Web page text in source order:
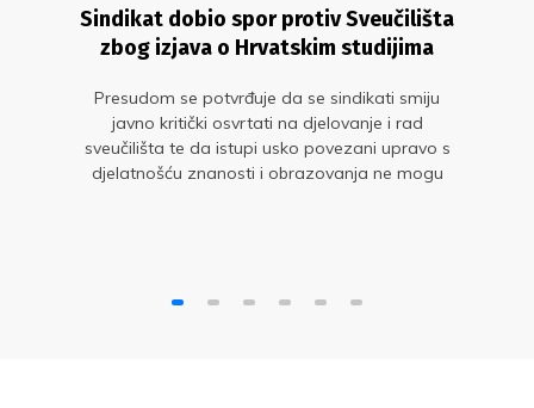
Sindikat dobio spor protiv Sveučilišta
zbog izjava o Hrvatskim studijima
Presudom se potvrđuje da se sindikati smiju
javno kritički osvrtati na djelovanje i rad
sveučilišta te da istupi usko povezani upravo s
djelatnošću znanosti i obrazovanja ne mogu